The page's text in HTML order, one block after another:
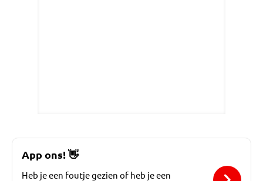
App ons!👋
Heb je een foutje gezien of heb je een